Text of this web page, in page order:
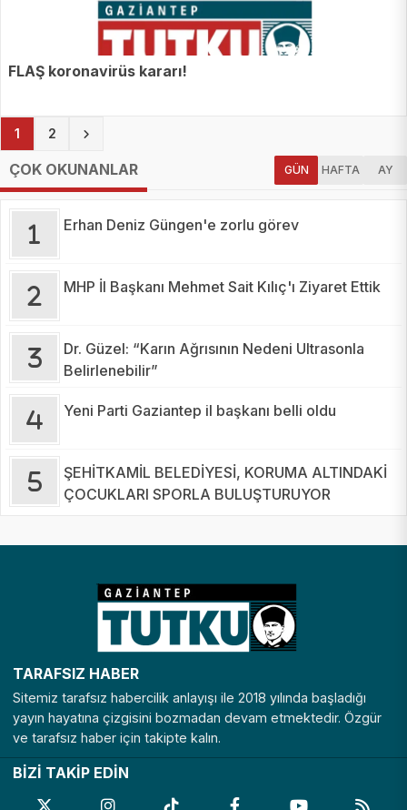
FLAŞ koronavirüs kararı!
1 (current)
2
ÇOK OKUNANLAR GÜN HAFTA AY
Erhan Deniz Güngen'e zorlu görev
MHP İl Başkanı Mehmet Sait Kılıç'ı Ziyaret Ettik
Dr. Güzel: “Karın Ağrısının Nedeni Ultrasonla
Belirlenebilir”
Yeni Parti Gaziantep il başkanı belli oldu
ŞEHİTKAMİL BELEDİYESİ, KORUMA ALTINDAKİ
ÇOCUKLARI SPORLA BULUŞTURUYOR
TARAFSIZ HABER
Sitemiz tarafsız habercilik anlayışı ile 2018 yılında başladığı
yayın hayatına çizgisini bozmadan devam etmektedir. Özgür
ve tarafsız haber için takipte kalın.
BİZİ TAKİP EDİN